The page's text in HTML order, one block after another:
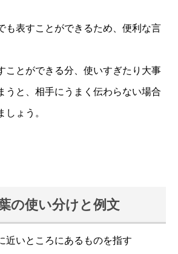
も表すことができるため、便利な言
ことができる分、使いすぎたり大事
うと、相手にうまく伝わらない場合
ょう。
の使い分けと例文
近いところにあるものを指す